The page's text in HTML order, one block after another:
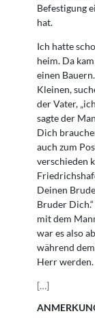
Befestigung
hat.
Ich hatte
heim. Da
einen
Kleinen,
der Vater,
sagte der
Dich
auch zum
verschieden
Deinen
Bruder
mit dem
war es also
während
Herr werden.
[…]